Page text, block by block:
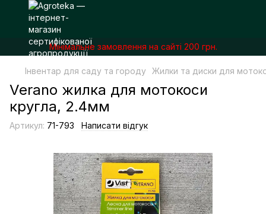
Мінімальне замовлення на сайті 200 грн.
Інвентар для саду та городу Жилки та диски для
Verano жилка для мотокоси
кругла, 2.4мм
Артикул: 71-793 Написати відгук